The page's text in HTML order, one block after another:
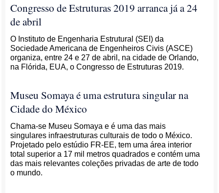
Congresso de Estruturas 2019 arranca já a 24
de abril
O Instituto de Engenharia Estrutural (SEI) da
Sociedade Americana de Engenheiros Civis (ASCE)
organiza, entre 24 e 27 de abril, na cidade de Orlando,
na Flórida, EUA, o Congresso de Estruturas 2019.
Museu Somaya é uma estrutura singular na
Cidade do México
Chama-se Museu Somaya e é uma das mais
singulares infraestruturas culturais de todo o México.
Projetado pelo estúdio FR-EE, tem uma área interior
total superior a 17 mil metros quadrados e contém uma
das mais relevantes coleções privadas de arte de todo
o mundo.